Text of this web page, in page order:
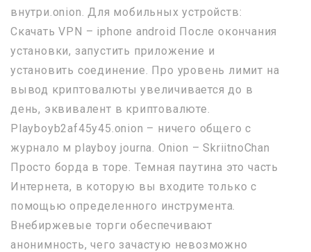
внутри.onion. Для мобильных устройств:
Скачать VPN – iphone android После окончания
установки, запустить приложение и
установить соединение. Про уровень лимит на
вывод криптовалюты увеличивается до в
день, эквивалент в криптовалюте.
Playboyb2af45y45.onion – ничего общего с
журнало м playboy journa. Onion – SkriitnoChan
Просто борда в торе. Темная паутина это часть
Интернета, в которую вы входите только с
помощью определенного инструмента.
Внебиржевые торги обеспечивают
анонимность, чего зачастую невозможно